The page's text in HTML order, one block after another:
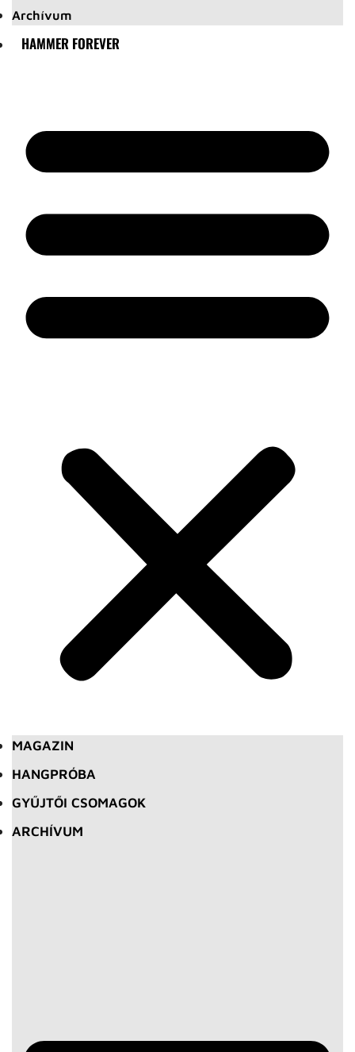
Archívum
HAMMER FOREVER
MAGAZIN
HANGPRÓBA
GYŰJTŐI CSOMAGOK
ARCHÍVUM